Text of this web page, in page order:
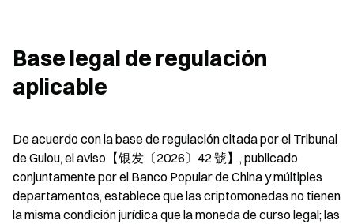
Base legal de regulación
aplicable
De acuerdo con la base de regulación citada por el Tribunal
de Gulou, el aviso【银发〔2026〕42 號】, publicado
conjuntamente por el Banco Popular de China y múltiples
departamentos, establece que las criptomonedas no tienen
la misma condición jurídica que la moneda de curso legal; las